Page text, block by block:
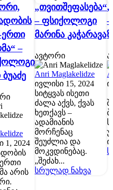
–
1, 2024
არის
„თვითშეფასება“
– ფსიქოლოგი
მარინა კაჭარავა
ავტორი
Anri Maglakelidze
ივლისი 15, 2024
სიტყვას ისეთი
ძალა აქვს, ქვას
ხეთქავს –
ადამიანის
მორჩენაც
შეუძლია და
მოკვდინებაც.
„შეძახ...
სრულად ნახვა